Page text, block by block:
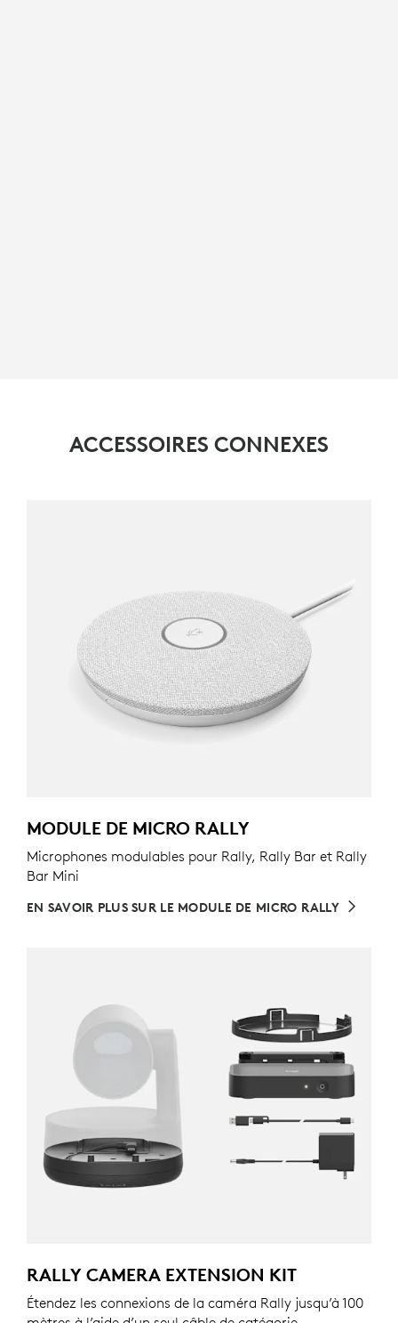
ACCESSOIRES CONNEXES
MODULE DE MICRO RALLY
Microphones modulables pour Rally, Rally Bar et Rally
Bar Mini
EN SAVOIR PLUS SUR LE MODULE DE MICRO RALLY
RALLY CAMERA EXTENSION KIT
Étendez les connexions de la caméra Rally jusqu’à 100